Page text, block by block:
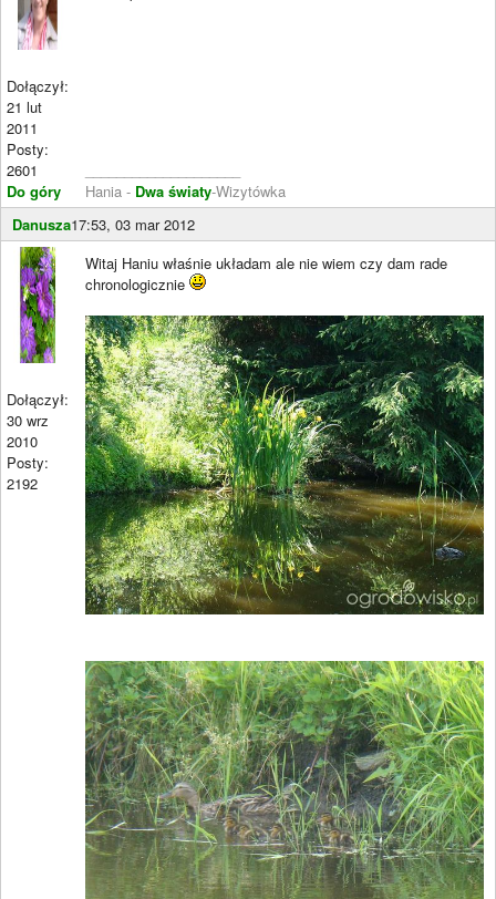
Dołączył:
21 lut
2011
Posty:
2601
Do góry
Hania - Dwa światy-Wizytówka
Danusza17:53, 03 mar 2012
Dołączył:
30 wrz
2010
Posty:
2192
Witaj Haniu właśnie układam ale nie wiem czy dam rade
chronologicznie